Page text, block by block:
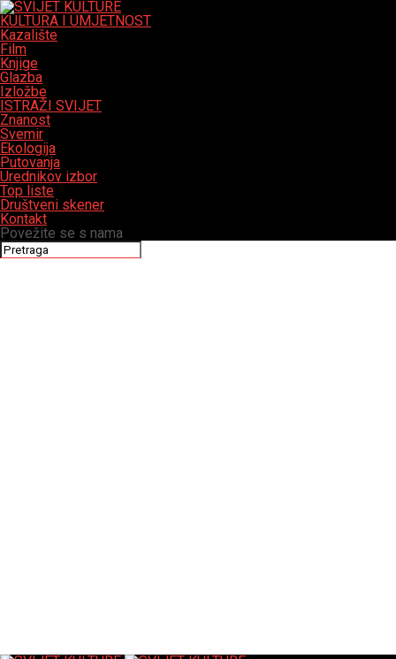
KULTURA I UMJETNOST
Kazalište
Film
Knjige
Glazba
Izložbe
ISTRAŽI SVIJET
Znanost
Svemir
Ekologija
Putovanja
Urednikov izbor
Top liste
Društveni skener
Kontakt
Povežite se s nama